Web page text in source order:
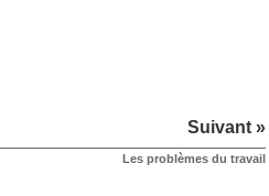
Suivant »
Les problèmes du travail